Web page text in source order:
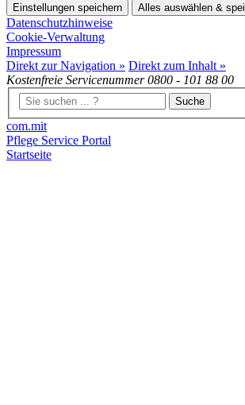
Einstellungen speichern Alles auswählen &
Datenschutzhinweise
Cookie-Verwaltung
Impressum
Direkt zur Navigation » Direkt zum Inhalt »
Kostenfreie Servicenummer0800 - 101 88 00
Suche
com.mit
Pflege Service Portal
Startseite